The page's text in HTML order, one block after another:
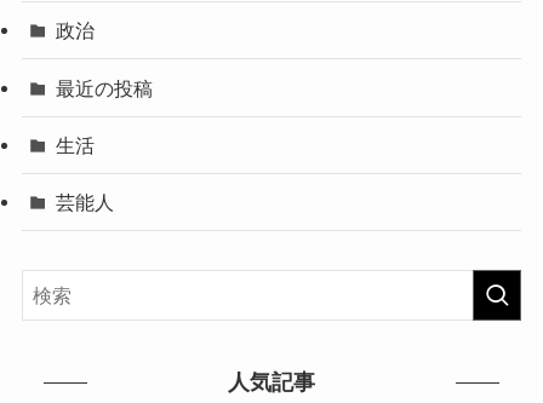
政治
最近の投稿
生活
芸能人
人気記事